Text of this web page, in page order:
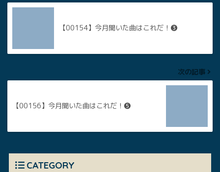
【00154】今月聞いた曲はこれだ！❸
次の記事
【00156】今月聞いた曲はこれだ！❺
CATEGORY